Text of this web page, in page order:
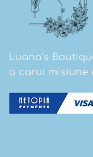
Luana’s
a carui misiune